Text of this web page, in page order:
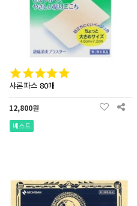
샤론파스 80매
12,800원
베스트